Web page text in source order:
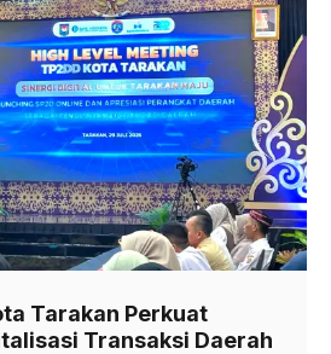
Tarakan Perkuat
Transaksi Daerah